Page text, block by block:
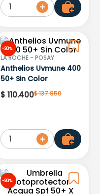
1
-20 %
LA ROCHE - POSAY
Anthelios Uvmune 400
50+ Sin Color
$ 110.400$137.950
1
-20 %